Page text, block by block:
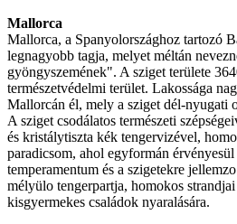
Mallorca
Mallorca, a Spanyolországhoz tartozó
legnagyobb tagja, melyet méltán
gyöngyszemének". A sziget területe
természetvédelmi terület. Lakossága
Mallorcán él, mely a sziget dél-nyugati
A sziget csodálatos természeti
és kristálytiszta kék tengervizével,
paradicsom, ahol egyformán
temperamentum és a szigetekre
mélyülo tengerpartja, homokos
kisgyermekes családok nyaralására.